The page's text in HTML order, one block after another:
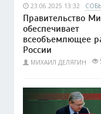
23.06.2025 13:32
Правительство
обеспечивает
всеобъемлющее
России
МИХАИЛ ДЕЛЯГИН